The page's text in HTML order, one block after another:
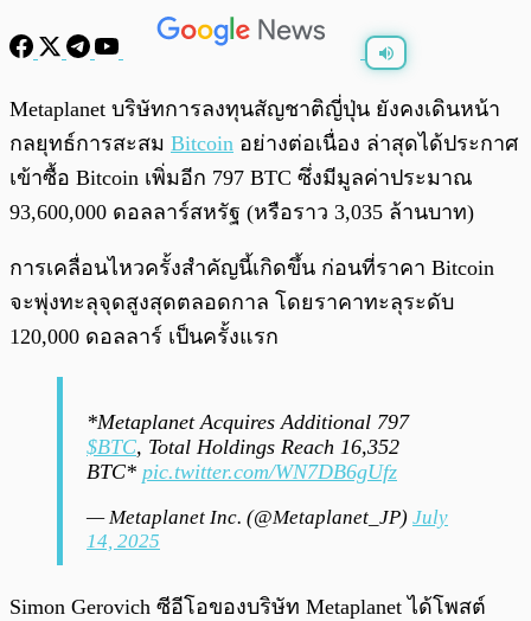
/
Metaplanet บริษัทการลงทุนสัญชาติญี่ปุ่น ยังคงเดินหน้า
กลยุทธ์การสะสม Bitcoin อย่างต่อเนื่อง ล่าสุดได้ประกาศ
เข้าซื้อ Bitcoin เพิ่มอีก 797 BTC ซึ่งมีมูลค่าประมาณ
93,600,000 ดอลลาร์สหรัฐ (หรือราว 3,035 ล้านบาท)
การเคลื่อนไหวครั้งสำคัญนี้เกิดขึ้น ก่อนที่ราคา Bitcoin
จะพุ่งทะลุจุดสูงสุดตลอดกาล โดยราคาทะลุระดับ
120,000 ดอลลาร์ เป็นครั้งแรก
*Metaplanet Acquires Additional 797
$BTC, Total Holdings Reach 16,352
BTC* pic.twitter.com/WN7DB6gUfz
— Metaplanet Inc. (@Metaplanet_JP) July
14, 2025
Simon Gerovich ซีอีโอของบริษัท Metaplanet ได้โพสต์